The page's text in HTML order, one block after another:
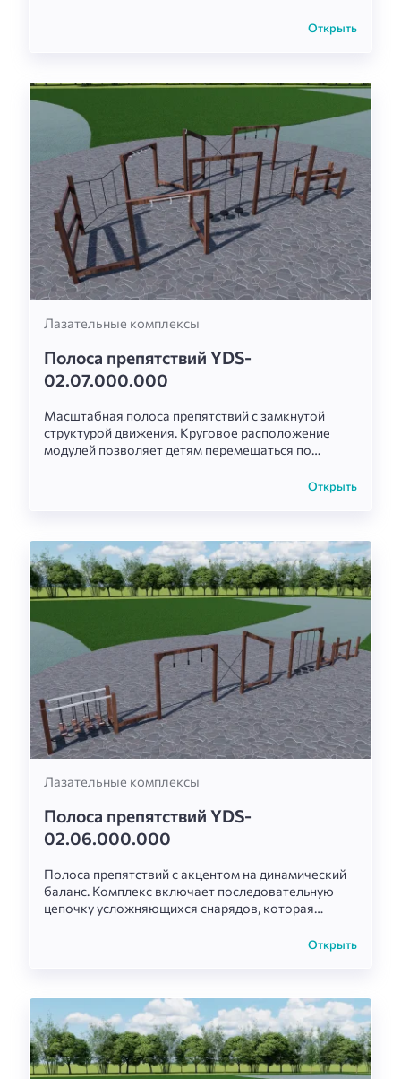
маршрут для развития ловкости, гибкости иОткрыть
Лазательные комплексы
Полоса препятствий YDS-
02.07.000.000
Масштабная полоса препятствий с замкнутой
структурой движения. Круговое расположение
модулей позволяет детям перемещаться по
тренировочный маршрут для развития баланса,Открыть
Лазательные комплексы
Полоса препятствий YDS-
02.06.000.000
Полоса препятствий с акцентом на динамический
баланс. Комплекс включает последовательную
цепочку усложняющихся снарядов, которая
Открыть